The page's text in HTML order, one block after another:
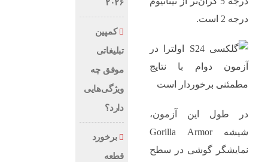
درجه 2 است.
در طول این آزمون،
شیشه Gorilla Armor
نمایشگر گوشی در سطح
۲۰۲۶
کمپین
تبلیغاتی
موفق چه
ویژگی‌هایی
دارد؟
برخورد
قطعه